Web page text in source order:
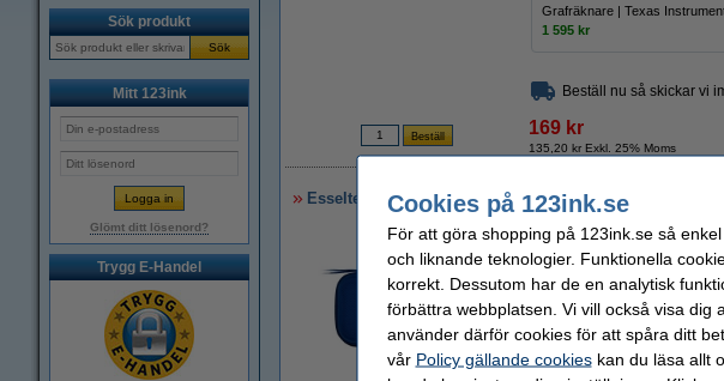
Sök produkt
Sök
Mitt 123ink
Glömt ditt lösenord?
Trygg E-Handel
Grafräknare | Texas
1 595 kr
Beställ nu så skickar vi
169 kr
135,20 kr Exkl. 25% Moms
Esselte kalkylatorfodral | blå
Beskrivning
Skydda din grafräknare i
är tillverkat av robust nylon
plats. Dessutom finns ett
material till hands. Tack
Esselte-kalkylatorfodralet
Texas Instruments
Cookies på 123ink.se
För att göra shopping på 123ink.se så
och liknande teknologier. Funktionella
korrekt. Dessutom har de en analytisk
förbättra webbplatsen. Vi vill också visa dig
använder därför cookies för att spåra ditt
vår Policy gällande cookieskan du läsa allt